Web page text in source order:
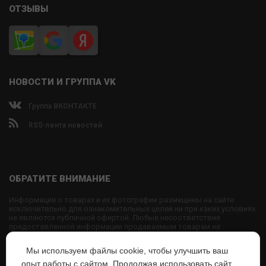
ОТЗЫВЫ
НОВОСТИ И ГРУППА VK
Группа ВКОНТАКТЕ
RSS-лента новостей
ОБРАТИТЕ ВНИМАНИЕ
Информация о товарах и их фотографии размещены на сайте
исключительно для ознакомительных целей ни при каких условиях
не являются публичной офертой. Любые несоответствия
предоставленной информации продаваемым товарам не
являются основанием для претензий, так как внешний вид и
свое усмотрение.
Мы используем файлы cookie, чтобы улучшить ваш
опыт работы с сайтом. Продолжая использовать сайт,